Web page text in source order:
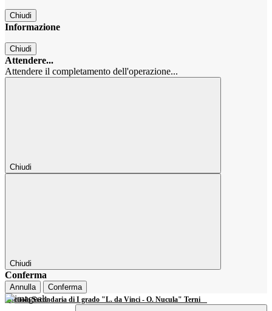
Chiudi
Informazione
Chiudi
Attendere...
Attendere il completamento dell'operazione...
Chiudi
Chiudi
Conferma
Annulla Conferma
Scuola Secondaria di I grado "L. da Vinci - O. Nucula" Terni